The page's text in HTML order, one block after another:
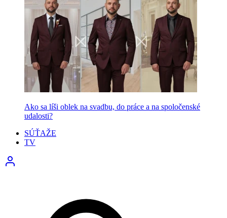
Ako sa líši oblek na svadbu, do práce a na spoločenské
udalosti?
SÚŤAŽE
TV